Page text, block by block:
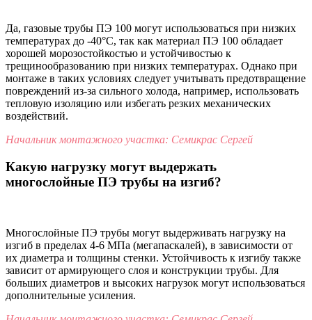
Да, газовые трубы ПЭ 100 могут использоваться при низких
температурах до -40°C, так как материал ПЭ 100 обладает
хорошей морозостойкостью и устойчивостью к
трещинообразованию при низких температурах. Однако при
монтаже в таких условиях следует учитывать предотвращение
повреждений из-за сильного холода, например, использовать
тепловую изоляцию или избегать резких механических
воздействий.
Начальник монтажного участка: Семикрас Сергей
Какую нагрузку могут выдержать
многослойные ПЭ трубы на изгиб?
Многослойные ПЭ трубы могут выдерживать нагрузку на
изгиб в пределах 4-6 МПа (мегапаскалей), в зависимости от
их диаметра и толщины стенки. Устойчивость к изгибу также
зависит от армирующего слоя и конструкции трубы. Для
больших диаметров и высоких нагрузок могут использоваться
дополнительные усиления.